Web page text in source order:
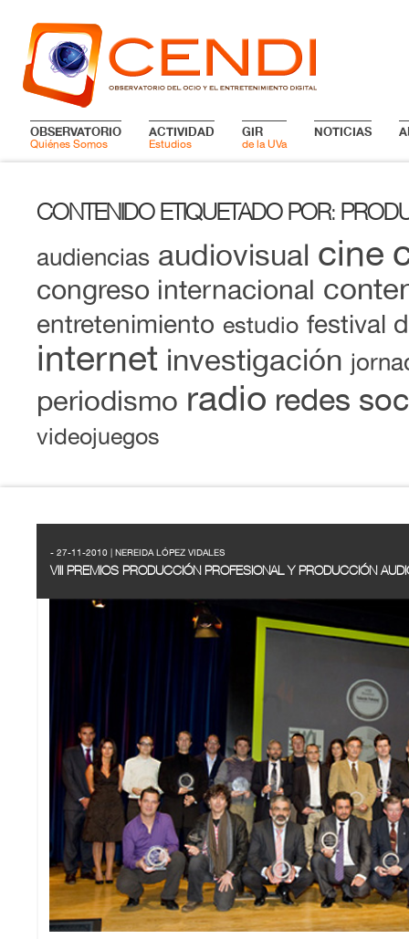
OBSERVATORIO
Quiénes Somos
ACTIVIDAD
Estudios
GIR
de la UVa
NOTICIAS
CONTENIDO ETIQUETADO POR:
audiencias audiovisual cine
congreso internacional
entretenimiento estudio festival
internet investigación
periodismo radio redes
videojuegos
- 27-11-2010 | NEREIDA LÓPEZ VIDALES
VIII PREMIOS PRODUCCIÓN PROFESIONAL Y PRODUCCIÓN